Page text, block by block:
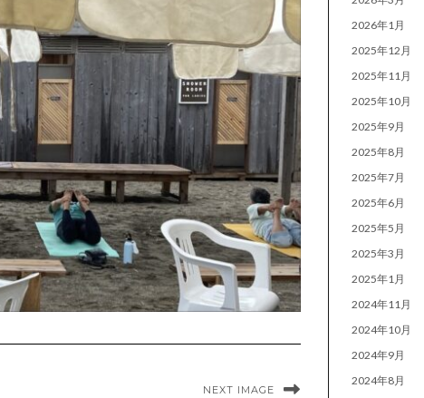
NEXT IMAGE
2026年1月
2025年12月
2025年11月
2025年10月
2025年9月
2025年8月
2025年7月
2025年6月
2025年5月
2025年3月
2025年1月
2024年11月
2024年10月
2024年9月
2024年8月